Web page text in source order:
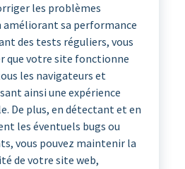
les problèmes
sa performance
des tests réguliers, vous
que votre site fonctionne
les navigateurs et
ainsi une expérience
De plus, en détectant et en
les éventuels bugs ou
vous pouvez maintenir la
de votre site web,